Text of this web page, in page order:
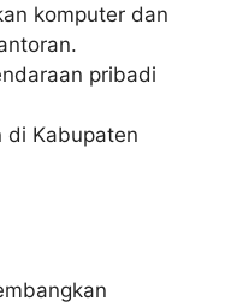
komputer dan
pribadi
di Kabupaten